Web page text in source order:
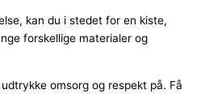
kan du i stedet for en kiste,
forskellige materialer og
omsorg og respekt på. Få